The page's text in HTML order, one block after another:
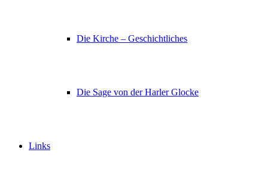
Die Kirche – Geschichtliches
Die Sage von der Harler Glocke
Links